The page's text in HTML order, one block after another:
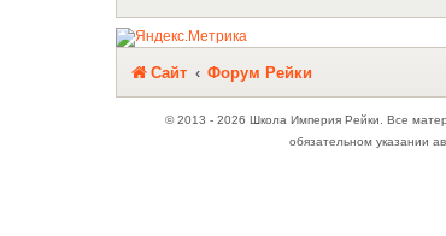
Сайт Форум Рейки
Связаться с
© 2013 - 2026 Школа Империя Рейки. Все
обязательном указании